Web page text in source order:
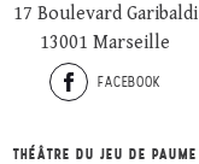
17 Boulevard Garibaldi
13001 Marseille
FACEBOOK
THÉÂTRE DU JEU DE PAUME